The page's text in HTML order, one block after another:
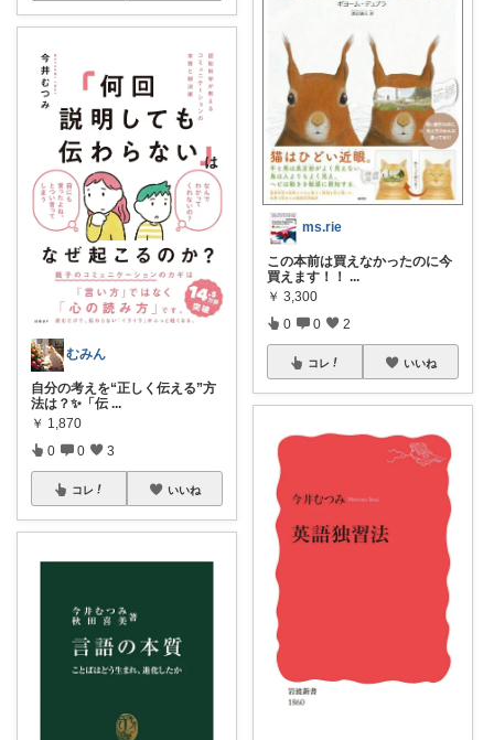
むみん
自分の考えを“正しく伝える”方
法は？✨「伝 ...
￥ 1,870
0 0 3
コレ いいね
ms.rie
この本前は買えなかったのに今
買えます！！ ...
￥ 3,300
0 0 2
コレ いいね